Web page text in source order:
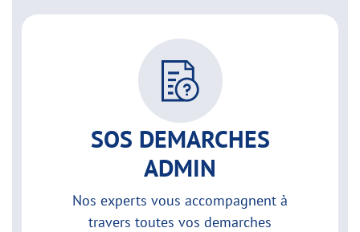
SOS DEMARCHES
ADMIN
Nos experts vous accompagnent à
travers toutes vos demarches